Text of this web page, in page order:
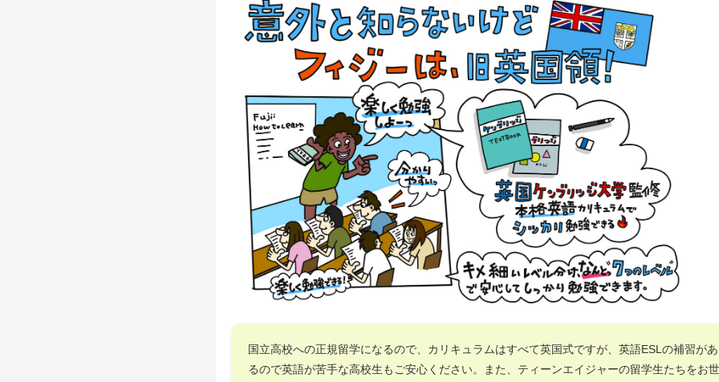
国立高校への正規留学になるので、カリキュラムはすべて英国式ですが、英語ESLの補習があ
るので英語が苦手な高校生もご安心ください。また、ティーンエイジャーの留学生たちをお世